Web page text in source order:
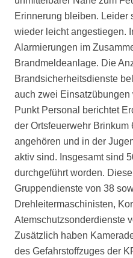
Erinnerung bleiben. Leider
wieder leicht angestiegen.
Alarmierungen im
Brandmeldeanlage. Die
Brandsicherheitsdienste
auch zwei
Punkt Personal berichtet
der Ortsfeuerwehr Brinkum
angehören und in der
aktiv sind. Insgesamt sind
durchgeführt worden.
Gruppendienste von 38
Drehleitermaschinisten,
Atemschutzsonderdienste
Zusätzlich haben
des Gefahrstoffzuges der